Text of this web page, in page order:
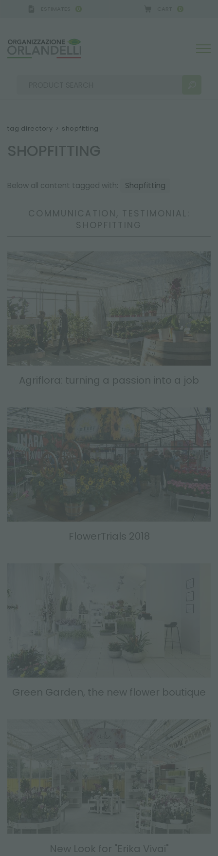
0 0
SEARCH RESULTS:
tag directory > shopfitting
SHOPFITTING
Below all content tagged with: Shopfitting
COMMUNICATION, TESTIMONIAL:
SHOPFITTING
Agriflora: turning a passion into a job
FlowerTrials 2018
Green Garden, the new flower boutique
New Look for "Erika Vivai"